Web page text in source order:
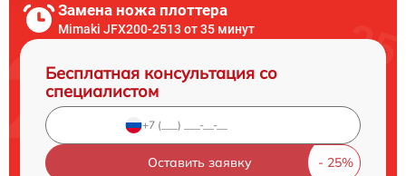
Замена ножа плоттера
Mimaki JFX200-2513 от 35 минут
Бесплатная консультация со
специалистом
Оставить заявку